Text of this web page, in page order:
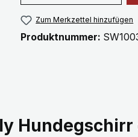
Zum Merkzettel hinzufügen
Produktnummer: